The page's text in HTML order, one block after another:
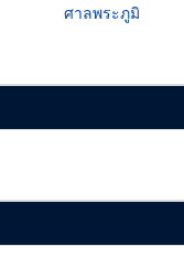
ศาลพระภูมิ